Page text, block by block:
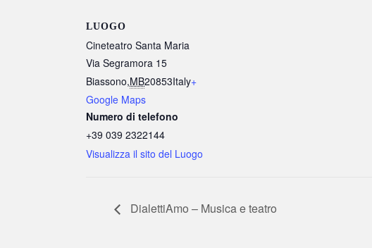
LUOGO
Cineteatro Santa Maria
Via Segramora 15
Biassono,MB20853Italy+
Google Maps
Numero di telefono
+39 039 2322144
Visualizza il sito del Luogo
DialettiAmo – Musica e teatro